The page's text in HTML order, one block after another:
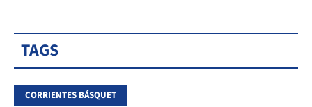
TAGS
CORRIENTES BÁSQUET